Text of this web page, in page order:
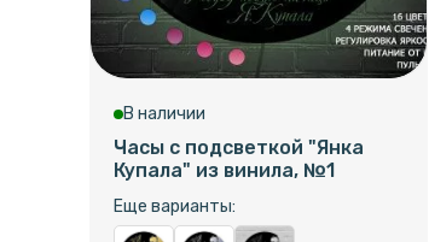
В наличии
Часы с подсветкой "Янка
Купала" из винила, №1
Еще варианты: